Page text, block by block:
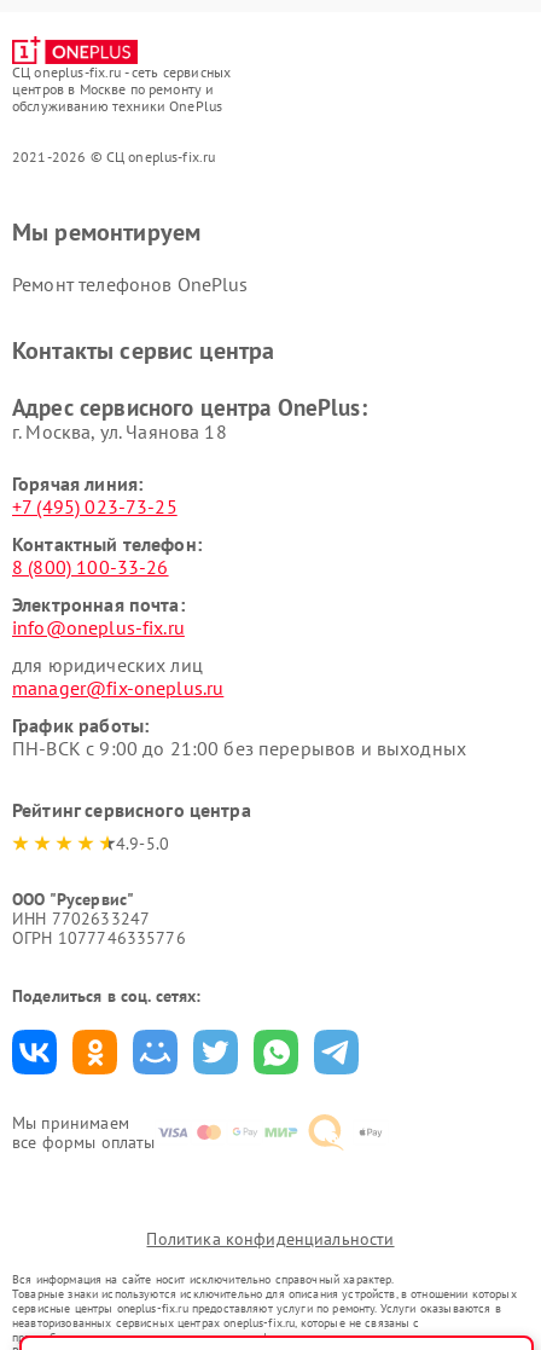
СЦ oneplus-fix.ru - сеть сервисных
центров в Москве по ремонту и
обслуживанию техники OnePlus
2021-2026 © СЦ oneplus-fix.ru
Мы принимаем
все формы оплаты
Мы ремонтируем
Ремонт телефонов OnePlus
Контакты сервис центра
Адрес сервисного центра OnePlus:
г. Москва, ул. Чаянова 18
Горячая линия:
+7 (495) 023-73-25
Контактный телефон:
8 (800) 100-33-26
Электронная почта:
info@oneplus-fix.ru
для юридических лиц
manager@fix-oneplus.ru
График работы:
ПН-ВСК с 9:00 до 21:00 без перерывов и выходных
Рейтинг сервисного центра
4.9-5.0
ООО "Русервис"
ИНН 7702633247
ОГРН 1077746335776
Поделиться в соц. сетях:
Политика конфиденциальности
Вся информация на сайте носит исключительно справочный характер.
Товарные знаки используются исключительно для описания устройств, в отношении которых
сервисные центры oneplus-fix.ru предоставляют услуги по ремонту. Услуги оказываются в
неавторизованных сервисных центрах oneplus-fix.ru, которые не связаны с
правообладателями товарных знаков или их официальными представителями.